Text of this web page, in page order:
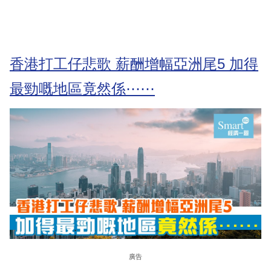
香港打工仔悲歌 薪酬增幅亞洲尾5 加得
最勁嘅地區竟然係⋯⋯
廣告